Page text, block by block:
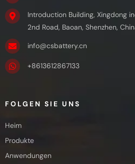
Introduction Building, Xingdong
2nd Road, Baoan, Shenzhen,
info@csbattery.cn
+8613612867133
FOLGEN SIE UNS
Heim
Produkte
Anwendungen